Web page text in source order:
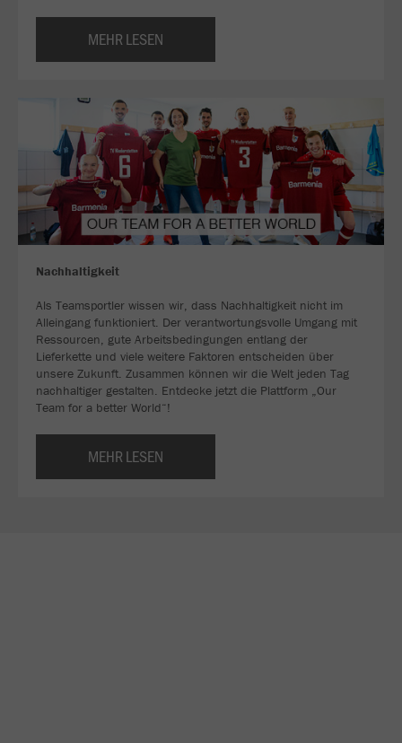
MEHR LESEN
Nachhaltigkeit
Als Teamsportler wissen wir, dass Nachhaltigkeit nicht im
Alleingang funktioniert. Der verantwortungsvolle Umgang mit
Ressourcen, gute Arbeitsbedingungen entlang der
Lieferkette und viele weitere Faktoren entscheiden über
unsere Zukunft. Zusammen können wir die Welt jeden Tag
nachhaltiger gestalten. Entdecke jetzt die Plattform „Our
Team for a better World“!
MEHR LESEN